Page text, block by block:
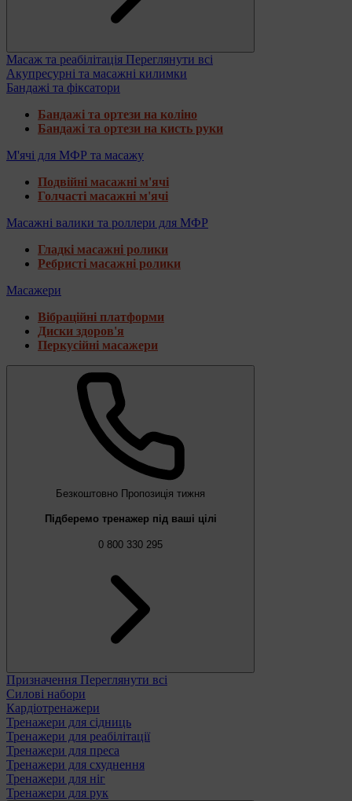
Масаж та реабілітація Переглянути всі
Акупресурні та масажні килимки
Бандажі та фіксатори
Бандажі та ортези на коліно
Бандажі та ортези на кисть руки
М'ячі для МФР та масажу
Подвійні масажні м'ячі
Голчасті масажні м'ячі
Масажні валики та роллери для МФР
Гладкі масажні ролики
Ребристі масажні ролики
Масажери
Вібраційні платформи
Диски здоров'я
Перкусійні масажери
Безкоштовно Пропозиція тижня
Підберемо тренажер під ваші цілі
0 800 330 295
Призначення Переглянути всі
Силові набори
Кардіотренажери
Тренажери для сідниць
Тренажери для реабілітації
Тренажери для преса
Тренажери для схуднення
Тренажери для ніг
Тренажери для рук